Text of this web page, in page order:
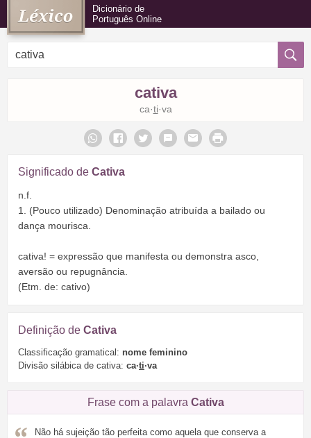
Dicionário de
Português Online
cativa
ca·ti·va
Significado de Cativa
n.f.
1. (Pouco utilizado) Denominação atribuída a bailado ou
dança mourisca.
cativa! = expressão que manifesta ou demonstra asco,
aversão ou repugnância.
(Etm. de: cativo)
Definição de Cativa
Classificação gramatical: nome feminino
Divisão silábica de cativa: ca·ti·va
Frase com a palavra Cativa
Não há sujeição tão perfeita como aquela que conserva a